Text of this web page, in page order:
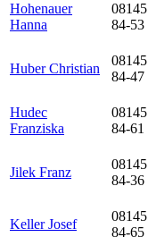
Hohenauer
Hanna
08145
84-53
Huber Christian
08145
84-47
Hudec
Franziska
08145
84-61
Jilek Franz
08145
84-36
Keller Josef
08145
84-65